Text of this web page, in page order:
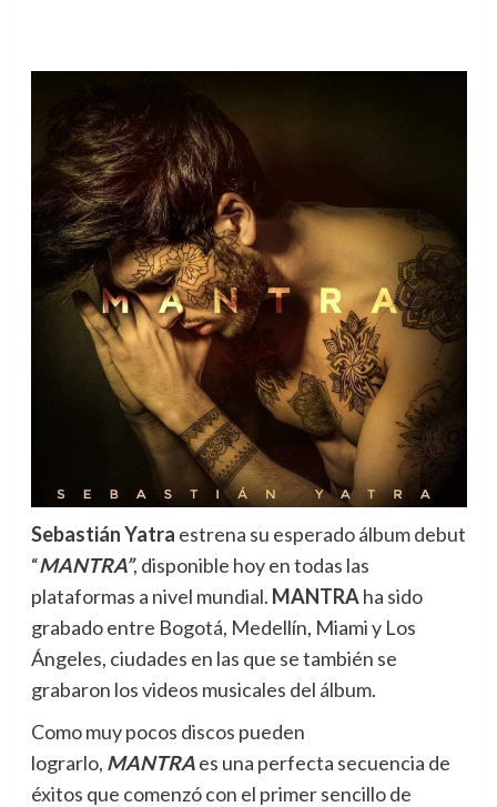
Sebastián Yatra estrena su esperado álbum debut
“MANTRA”, disponible hoy en todas las
plataformas a nivel mundial. MANTRAha sido
grabado entre Bogotá, Medellín, Miami y Los
Ángeles, ciudades en las que se también se
grabaron los videos musicales del álbum.
Como muy pocos discos pueden
lograrlo, MANTRAes una perfecta secuencia de
éxitos que comenzó con el primer sencillo de